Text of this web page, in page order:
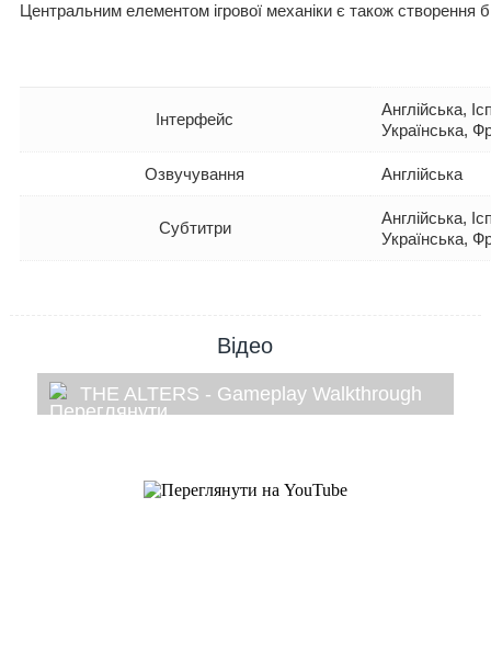
Центральним елементом ігрової механіки є також створення
Інтерфейс
Англійська,
Українська,
Озвучування Англійська
Субтитри
Англійська,
Українська,
Відео
THE ALTERS - Gameplay Walkthrough